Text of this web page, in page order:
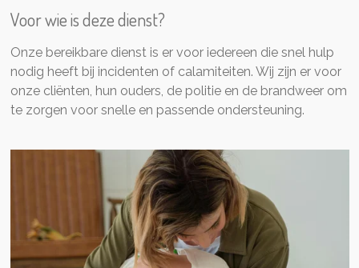
Voor wie is deze dienst?
Onze bereikbare dienst is er voor iedereen die snel hulp
nodig heeft bij incidenten of calamiteiten. Wij zijn er voor
onze cliënten, hun ouders, de politie en de brandweer om
te zorgen voor snelle en passende ondersteuning.